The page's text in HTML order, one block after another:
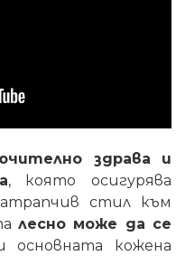
здрава и
, която осигурява
стил към
лесно може да се
кожена